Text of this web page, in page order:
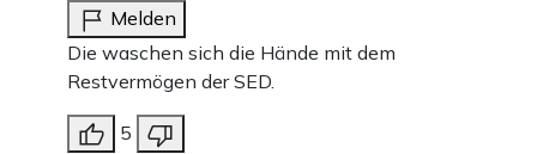
Melden
Die waschen sich die Hände mit dem
Restvermögen der SED.
5